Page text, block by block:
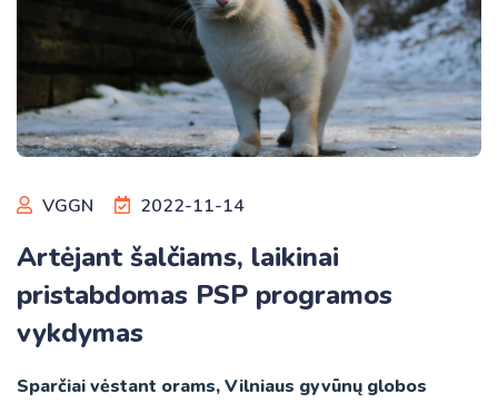
VGGN 2022-11-14
Artėjant šalčiams, laikinai
pristabdomas PSP programos
vykdymas
Sparčiai vėstant orams, Vilniaus gyvūnų globos